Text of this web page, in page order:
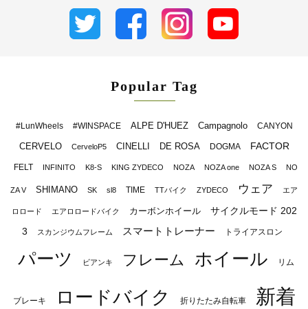
Popular Tag
#LunWheels #WINSPACE ALPE D'HUEZ Campagnolo CANYON
CERVELO CerveloP5 CINELLI DE ROSA DOGMA FACTOR
FELT INFINITO K8-S KING ZYDECO NOZA NOZA one NOZA S NO
ZA V SHIMANO SK sl8 TIME TTバイク ZYDECO ウェア エア
ロロード エアロロードバイク カーボンホイール
サイクルモード 202
3
スカンジウムフレーム スマートトレーナー トライアスロン
パーツ ビアンキ フレーム ホイール リム
ブレーキ ロードバイク 折りたたみ自転車
新着